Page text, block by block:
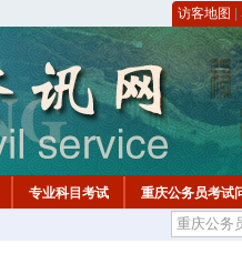
访客地图
专业科目考试 重庆公务员考试